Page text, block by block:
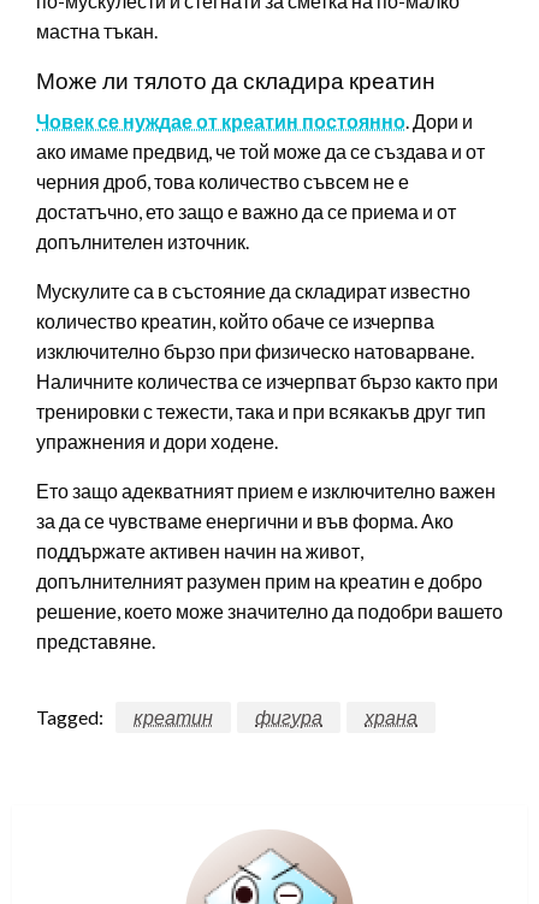
мастна тъкан.
Може ли тялото да складира креатин
Човек се нуждае от креатин постоянно. Дори и
ако имаме предвид, че той може да се създава и от
черния дроб, това количество съвсем не е
достатъчно, ето защо е важно да се приема и от
допълнителен източник.
Мускулите са в състояние да складират известно
количество креатин, който обаче се изчерпва
изключително бързо при физическо натоварване.
Наличните количества се изчерпват бързо както при
тренировки с тежести, така и при всякакъв друг тип
упражнения и дори ходене.
Ето защо адекватният прием е изключително важен
за да се чувстваме енергични и във форма. Ако
поддържате активен начин на живот,
допълнителният разумен прим на креатин е добро
решение, което може значително да подобри вашето
представяне.
Tagged: креатин фигура храна